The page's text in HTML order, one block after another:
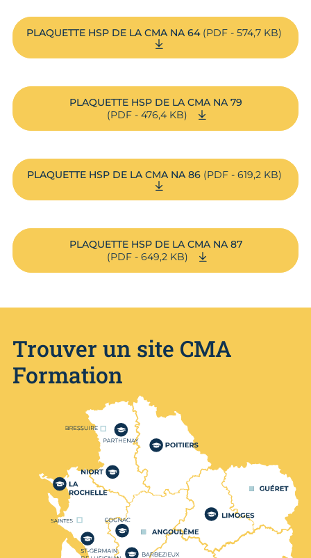
PLAQUETTE HSP DE LA CMA NA 64(PDF - 574,7 KB)
PLAQUETTE HSP DE LA CMA NA 79
(PDF - 476,4 KB)
PLAQUETTE HSP DE LA CMA NA 86(PDF - 619,2 KB)
PLAQUETTE HSP DE LA CMA NA 87
(PDF - 649,2 KB)
Trouver un site CMA
Formation
Nos centres de formation